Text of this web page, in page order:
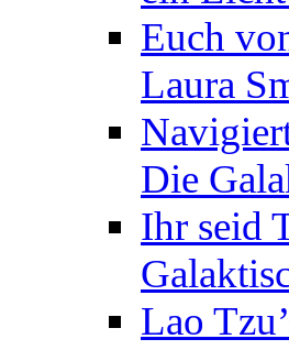
Euch
Laura
Die
Ihr seid
Lao